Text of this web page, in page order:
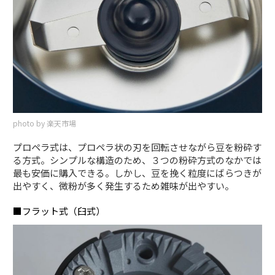
photo by 楽天市場
プロペラ式は、プロペラ状の刃を回転させながら豆を粉砕す
る方式。シンプルな構造のため、３つの粉砕方式のなかでは
最も安価に購入できる。しかし、豆を挽く粒度にばらつきが
出やすく、微粉が多く発生するため雑味が出やすい。
■フラット式（臼式）